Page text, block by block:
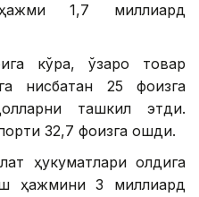
1,7 миллиард
кўра, ўзаро товар
нисбатан 25 фоизга
ташкил этди.
32,7 фоизга ошди.
ҳукуматлари олдига
ҳажмини 3 миллиард